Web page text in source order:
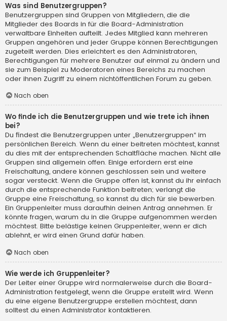
Was sind Benutzergruppen?
Benutzergruppen sind Gruppen von Mitgliedern, die die
Mitglieder des Boards in für die Board-Administration
verwaltbare Einheiten aufteilt. Jedes Mitglied kann mehreren
Gruppen angehören und jeder Gruppe können Berechtigungen
zugeteilt werden. Dies erleichtert es den Administratoren,
Berechtigungen für mehrere Benutzer auf einmal zu ändern und
sie zum Beispiel zu Moderatoren eines Bereichs zu machen
oder ihnen Zugriff zu einem nichtöffentlichen Forum zu geben.
Nach oben
Wo finde ich die Benutzergruppen und wie trete ich ihnen
bei?
Du findest die Benutzergruppen unter „Benutzergruppen“ im
persönlichen Bereich. Wenn du einer beitreten möchtest, kannst
du dies mit der entsprechenden Schaltfläche machen. Nicht alle
Gruppen sind allgemein offen. Einige erfordern erst eine
Freischaltung, andere können geschlossen sein und weitere
sogar versteckt. Wenn die Gruppe offen ist, kannst du ihr einfach
durch die entsprechende Funktion beitreten; verlangt die
Gruppe eine Freischaltung, so kannst du dich für sie bewerben.
Ein Gruppenleiter muss daraufhin deinen Antrag annehmen. Er
könnte fragen, warum du in die Gruppe aufgenommen werden
möchtest. Bitte belästige keinen Gruppenleiter, wenn er dich
ablehnt, er wird einen Grund dafür haben.
Nach oben
Wie werde ich Gruppenleiter?
Der Leiter einer Gruppe wird normalerweise durch die Board-
Administration festgelegt, wenn die Gruppe erstellt wird. Wenn
du eine eigene Benutzergruppe erstellen möchtest, dann
solltest du einen Administrator kontaktieren.